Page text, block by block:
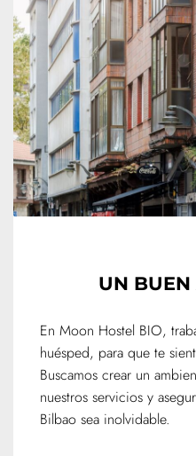
UN
En Moon Hostel BIO,
huésped, para que te
Buscamos crear un
nuestros servicios y
Bilbao sea inolvidable.